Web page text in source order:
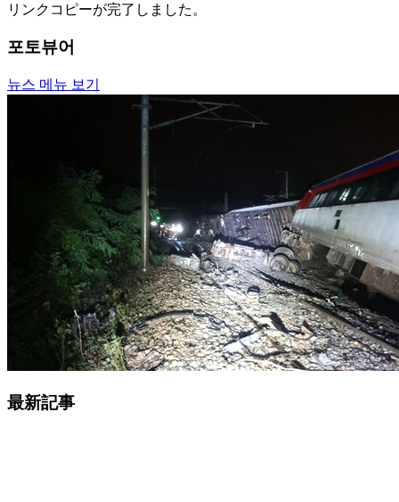
リンクコピーが完了しました。
포토뷰어
뉴스 메뉴 보기
最新記事